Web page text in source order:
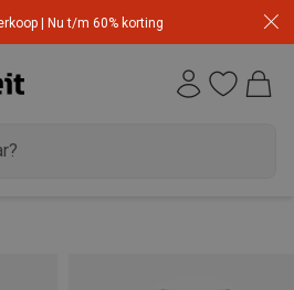
| Nu t/m 60% korting